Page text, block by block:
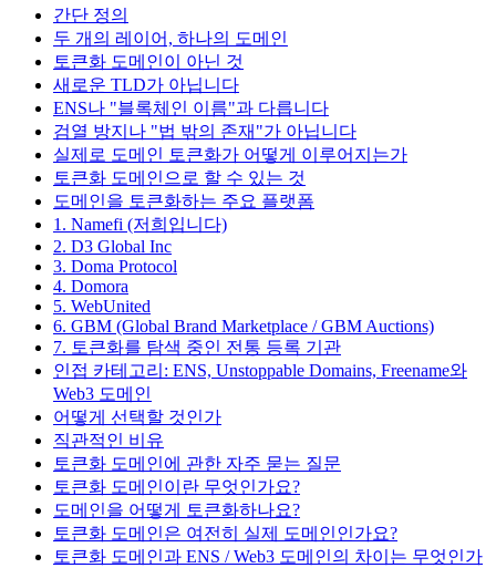
간단 정의
두 개의 레이어, 하나의 도메인
토큰화 도메인이 아닌 것
새로운 TLD가 아닙니다
ENS나 "블록체인 이름"과 다릅니다
검열 방지나 "법 밖의 존재"가 아닙니다
실제로 도메인 토큰화가 어떻게 이루어지는가
토큰화 도메인으로 할 수 있는 것
도메인을 토큰화하는 주요 플랫폼
1. Namefi (저희입니다)
2. D3 Global Inc
3. Doma Protocol
4. Domora
5. WebUnited
6. GBM (Global Brand Marketplace / GBM Auctions)
7. 토큰화를 탐색 중인 전통 등록 기관
인접 카테고리: ENS, Unstoppable Domains, Freename와
Web3 도메인
어떻게 선택할 것인가
직관적인 비유
토큰화 도메인에 관한 자주 묻는 질문
토큰화 도메인이란 무엇인가요?
도메인을 어떻게 토큰화하나요?
토큰화 도메인은 여전히 실제 도메인인가요?
토큰화 도메인과 ENS / Web3 도메인의 차이는 무엇인가